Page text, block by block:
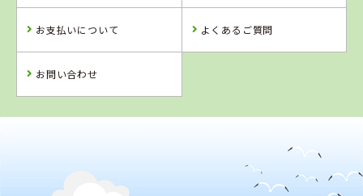
詳 細 予 約
詳 細
詳 細
詳 細
4位 5
お支払いについて よくあるご質問
お問い合わせ